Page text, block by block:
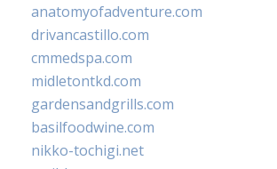
anatomyofadventure.com
drivancastillo.com
cmmedspa.com
midletontkd.com
gardensandgrills.com
basilfoodwine.com
nikko-tochigi.net